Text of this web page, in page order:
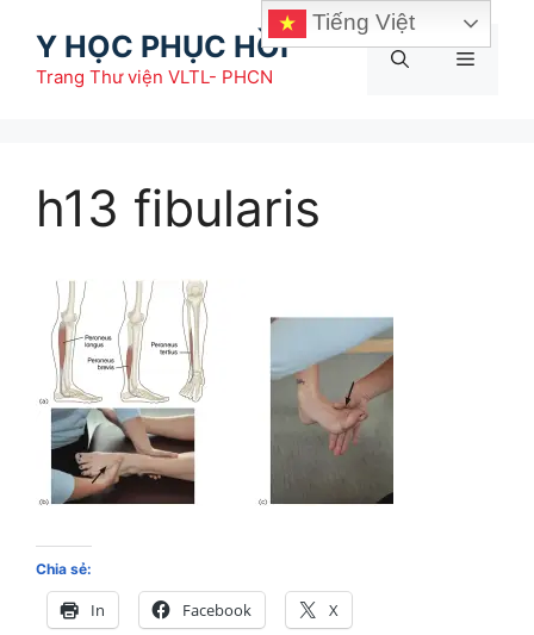
Y HỌC PHỤC HỒI
Trang Thư viện VLTL- PHCN
Menu
h13 fibularis
Chia sẻ:
In Facebook X
Tiếng Việt